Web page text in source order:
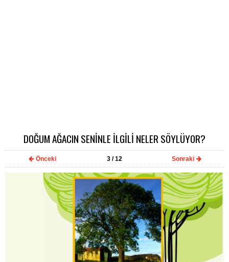
DOĞUM AĞACIN SENİNLE İLGİLİ NELER SÖYLÜYOR?
Önceki 3/ 12 Sonraki